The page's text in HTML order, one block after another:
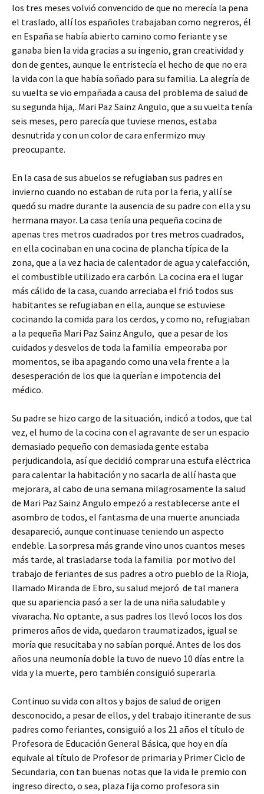
los tres meses volvió convencido de que no merecía la pena
el traslado, allí los españoles trabajaban como negreros, él
en España se había abierto camino como feriante y se
ganaba bien la vida gracias a su ingenio, gran creatividad y
don de gentes, aunque le entristecía el hecho de que no era
la vida con la que había soñado para su familia. La alegría de
su vuelta se vio empañada a causa del problema de salud de
su segunda hija,. Mari Paz Sainz Angulo, que a su vuelta tenía
seis meses, pero parecía que tuviese menos, estaba
desnutrida y con un color de cara enfermizo muy
preocupante.
En la casa de sus abuelos se refugiaban sus padres en
invierno cuando no estaban de ruta por la feria, y allí se
quedó su madre durante la ausencia de su padre con ella y su
hermana mayor. La casa tenía una pequeña cocina de
apenas tres metros cuadrados por tres metros cuadrados,
en ella cocinaban en una cocina de plancha típica de la
zona, que a la vez hacia de calentador de agua y calefacción,
el combustible utilizado era carbón. La cocina era el lugar
más cálido de la casa, cuando arreciaba el frió todos sus
habitantes se refugiaban en ella, aunque se estuviese
cocinando la comida para los cerdos, y como no, refugiaban
a la pequeña Mari Paz Sainz Angulo, que a pesar de los
cuidados y desvelos de toda la familia empeoraba por
momentos, se iba apagando como una vela frente a la
desesperación de los que la querían e impotencia del
médico.
Su padre se hizo cargo de la situación, indicó a todos, que tal
vez, el humo de la cocina con el agravante de ser un espacio
demasiado pequeño con demasiada gente estaba
perjudicandola, así que decidió comprar una estufa eléctrica
para calentar la habitación y no sacarla de allí hasta que
mejorara, al cabo de una semana milagrosamente la salud
de Mari Paz Sainz Angulo empezó a restablecerse ante el
asombro de todos, el fantasma de una muerte anunciada
desapareció, aunque continuase teniendo un aspecto
endeble. La sorpresa más grande vino unos cuantos meses
más tarde, al trasladarse toda la familia por motivo del
trabajo de feriantes de sus padres a otro pueblo de la Rioja,
llamado Miranda de Ebro, su salud mejoró de tal manera
que su apariencia pasó a ser la de una niña saludable y
vivaracha. No optante, a sus padres los llevó locos los dos
primeros años de vida, quedaron traumatizados, igual se
moría que resucitaba y no sabían porqué. Antes de los dos
años una neumonía doble la tuvo de nuevo 10 días entre la
vida y la muerte, pero también consiguió superarla.
Continuo su vida con altos y bajos de salud de origen
desconocido, a pesar de ellos, y del trabajo itinerante de sus
padres como feriantes, consiguió a los 21 años el título de
Profesora de Educación General Básica, que hoy en día
equivale al título de Profesor de primaria y Primer Ciclo de
Secundaria, con tan buenas notas que la vida le premio con
ingreso directo, o sea, plaza fija como profesora sin